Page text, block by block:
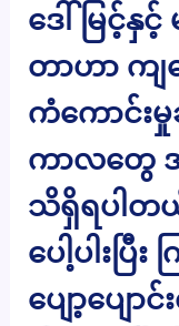
ဒေါ်မြင့်
တာဟာ ကျ
ကံကောင်း
ကာလတွေ
သိရှိရပါ
ပေါ့ပါးပ
ပျော့ပျေ